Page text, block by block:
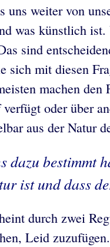
uns weiter von
was künstlich
sind
sich mit diesen
machen
oder über
aus der Natur
dazu bestimmt
ist und dass
durch zwei
Leid